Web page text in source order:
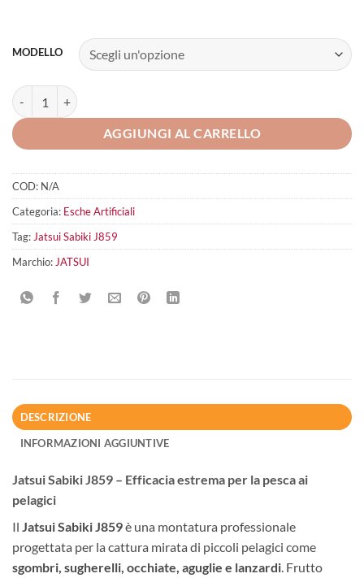
MODELLO
JATSUI Sabiki J859 quantità
AGGIUNGI AL CARRELLO
COD: N/A
Categoria: Esche Artificiali
Tag: Jatsui Sabiki J859
Marchio: JATSUI
DESCRIZIONE
INFORMAZIONI AGGIUNTIVE
Jatsui Sabiki J859 – Efficacia estrema per la pesca ai
pelagici
Il Jatsui Sabiki J859è una montatura professionale
progettata per la cattura mirata di piccoli pelagici come
sgombri, sugherelli, occhiate, aguglie e lanzardi. Frutto